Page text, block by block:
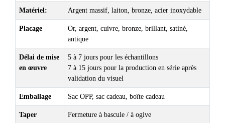
Matériel: Argent massif, laiton, bronze, acier inoxydable
Placage
Or, argent, cuivre, bronze, brillant, satiné,
antique
Délai de mise
en œuvre
5 à 7 jours pour les échantillons
7 à 15 jours pour la production en série après
validation du visuel
Emballage Sac OPP, sac cadeau, boîte cadeau
Taper Fermeture à bascule / à ogive